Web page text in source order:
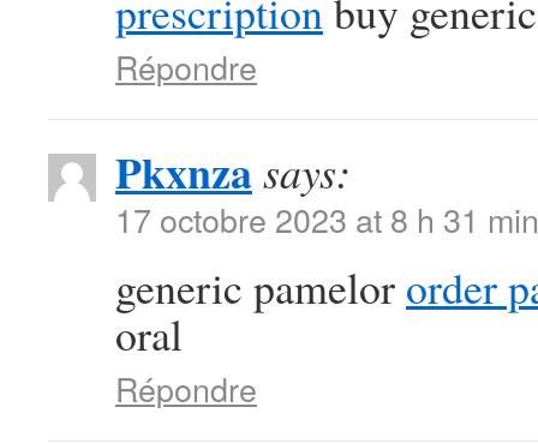
prescriptionbuy
Répondre
Pkxnzasays:
17 octobre 2023 at 8 h 31 min
generic pamelor order
oral
Répondre